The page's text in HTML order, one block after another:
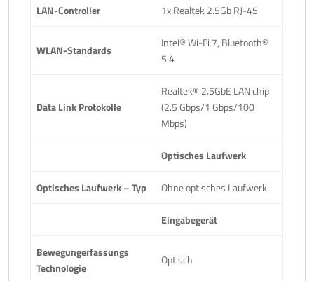
LAN-Controller 1x Realtek 2.5Gb RJ-45
WLAN-Standards
Intel® Wi-Fi 7, Bluetooth®
5.4
Data Link Protokolle
Realtek® 2.5GbE LAN chip
(2.5 Gbps/1 Gbps/100
Mbps)
Optisches Laufwerk
Optisches Laufwerk – Typ Ohne optisches Laufwerk
Eingabegerät
Bewegungerfassungs
Technologie
Optisch